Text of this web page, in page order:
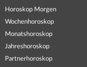
Horoskop Morgen
Wochenhoroskop
Monatshoroskop
Jahreshoroskop
Partnerhoroskop